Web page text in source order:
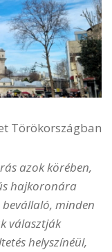
Törökországban
azok körében,
hajkoronára
minden
választják
helyszínéül,